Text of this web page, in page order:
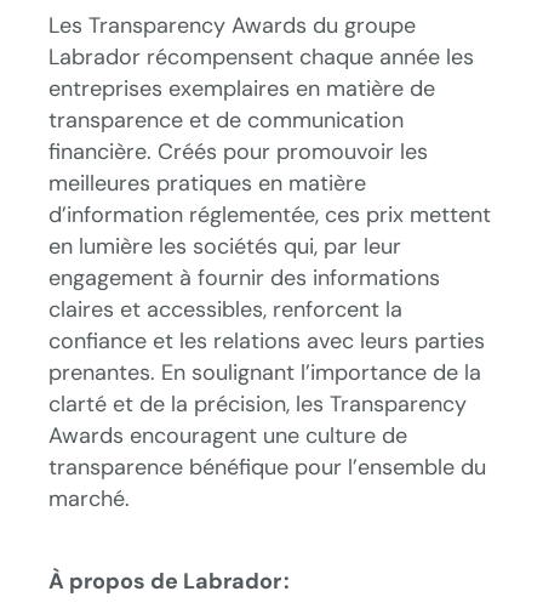
Les Transparency Awards du groupe
Labrador récompensent chaque année les
entreprises exemplaires en matière de
transparence et de communication
financière. Créés pour promouvoir les
meilleures pratiques en matière
d’information réglementée, ces prix mettent
en lumière les sociétés qui, par leur
engagement à fournir des informations
claires et accessibles, renforcent la
confiance et les relations avec leurs parties
prenantes. En soulignant l’importance de la
clarté et de la précision, les Transparency
Awards encouragent une culture de
transparence bénéfique pour l’ensemble du
marché.
À propos de Labrador :